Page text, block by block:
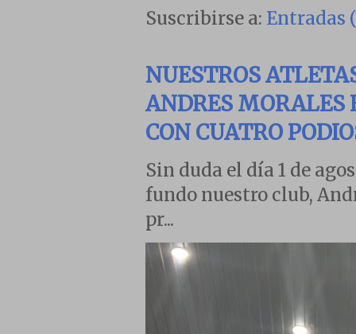
Suscribirse a: Entradas
NUESTROS
ANDRES MORALES
CON CUATRO
Sin duda el día 1 de
fundo nuestro club,
pr...